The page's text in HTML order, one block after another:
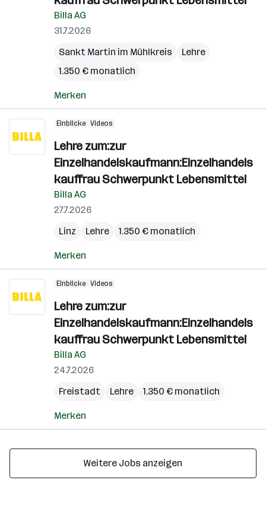
Billa AG
31.7.2026
Sankt Martin im Mühlkreis
Lehre
1.350 € monatlich
Merken
Einblicke Videos
Lehre zum:zur
Einzelhandelskaufmann:Einzelhandels
kauffrau Schwerpunkt Lebensmittel
Billa AG
27.7.2026
Linz
Lehre 1.350 € monatlich
Merken
Einblicke Videos
Lehre zum:zur
Einzelhandelskaufmann:Einzelhandels
kauffrau Schwerpunkt Lebensmittel
Billa AG
24.7.2026
Freistadt
Lehre 1.350 € monatlich
Merken
Weitere Jobs anzeigen